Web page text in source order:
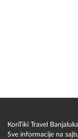
KonTiki Travel Banjaluka
Sve informacije na